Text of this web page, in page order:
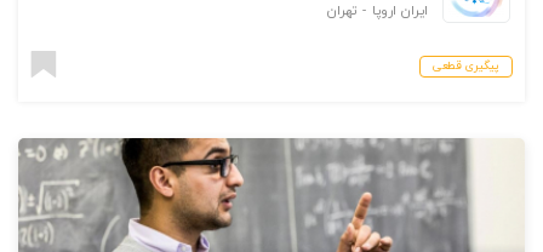
ایران اروپا - تهران
پیگیری قطعی